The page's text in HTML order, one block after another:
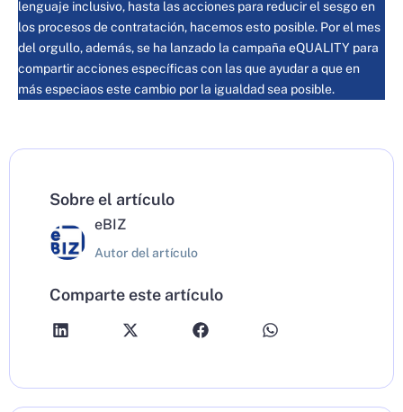
lenguaje inclusivo, hasta las acciones para reducir el sesgo en
los procesos de contratación, hacemos esto posible. Por el mes
del orgullo, además, se ha lanzado la campaña eQUALITY para
compartir acciones específicas con las que ayudar a que en
más especiaos este cambio por la igualdad sea posible.
Sobre el artículo
eBIZ
Autor del artículo
Comparte este artículo